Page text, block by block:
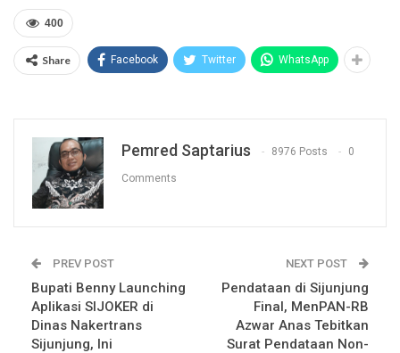
400
Share Facebook Twitter WhatsApp
Pemred Saptarius 8976 Posts 0
Comments
PREV POST
Bupati Benny Launching
Aplikasi SIJOKER di
Dinas Nakertrans
Sijunjung, Ini
NEXT POST
Pendataan di Sijunjung
Final, MenPAN-RB
Azwar Anas Tebitkan
Surat Pendataan Non-